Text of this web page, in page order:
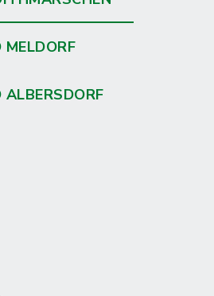
MELDORF
ALBERSDORF